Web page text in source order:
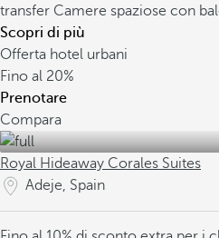
transfer Camere spaziose con
Scopri di più
Offerta hotel urbani
Fino al 20%
Prenotare
Compara
Royal Hideaway Corales Suites
Adeje, Spain